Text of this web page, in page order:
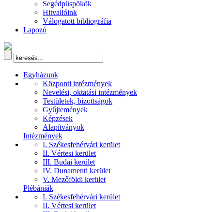
Segédpüspökök
Hitvallóink
Válogatott bibliográfia
Lapozó
Egyházunk
Központi intézmények
Nevelési, oktatási intézmények
Testületek, bizottságok
Gyűjtemények
Képzések
Alapítványok
Intézmények
I. Székesfehérvári kerület
II. Vértesi kerület
III. Budai kerület
IV. Dunamenti kerület
V. Mezőföldi kerület
Plébániák
I. Székesfehérvári kerület
II. Vértesi kerület